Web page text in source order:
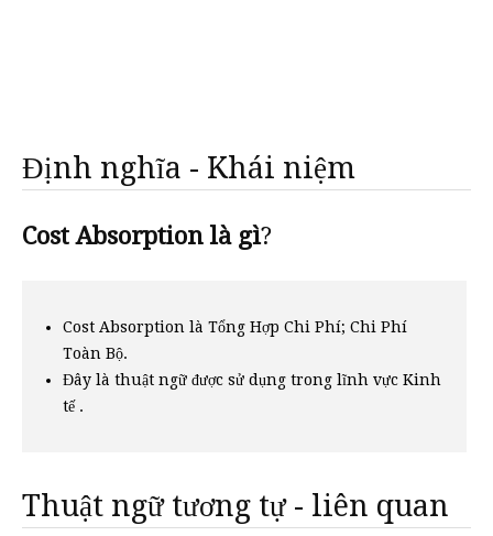
Định nghĩa - Khái niệm
Cost Absorption là gì?
Cost Absorption là Tổng Hợp Chi Phí; Chi Phí
Toàn Bộ.
Đây là thuật ngữ được sử dụng trong lĩnh vực Kinh
tế .
Thuật ngữ tương tự - liên quan